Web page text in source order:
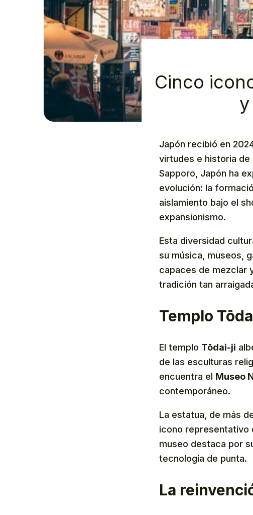
Cinco
Japón recibió en
virtudes e historia de
Sapporo, Japón ha
evolución: la
aislamiento bajo el
expansionismo.
Esta diversidad
su música, museos,
capaces de mezclar
tradición tan
Templo
El templo Tōdai-ji
de las esculturas
encuentra el Museo
contemporáneo.
La estatua, de más
icono representativo
museo destaca por
tecnología de punta.
La